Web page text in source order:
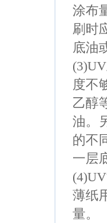
涂布
刷时
底油
(3)UV
度不
乙醇
油。
的不
一层
(4)UV
薄纸
量。